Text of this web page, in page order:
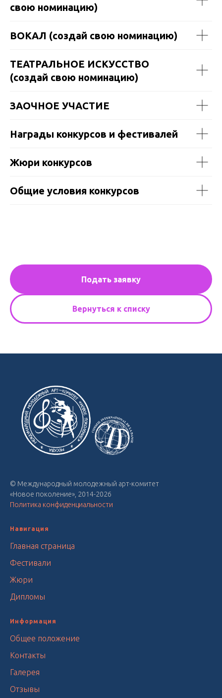
свою номинацию)
ВОКАЛ (создай свою номинацию)
ТЕАТРАЛЬНОЕ ИСКУССТВО
(создай свою номинацию)
ЗАОЧНОЕ УЧАСТИЕ
Награды конкурсов и фестивалей
Жюри конкурсов
Общие условия конкурсов
Подать заявку
Вернуться к списку
© Международный молодежный арт-комитет
«Новое поколение», 2014-2026
Политика конфиденциальности
Навигация
Главная страница
Фестивали
Жюри
Дипломы
Информация
Общее положение
Контакты
Галерея
Отзывы